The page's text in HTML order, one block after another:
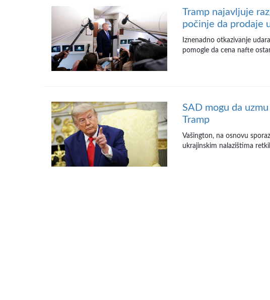
Tramp najavljuje
počinje da prodaje
Iznenadno otkazivanje
pomogle da cena nafte
SAD mogu da
Tramp
Vašington, na osnovu
ukrajinskim nalazištima